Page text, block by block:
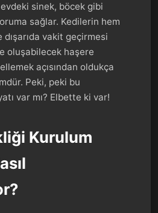
sinek, böcek gibi
sağlar. Kedilerin hem
vakit geçirmesi
oluşabilecek haşere
açısından oldukça
Peki, peki bu
var mı? Elbette ki var!
Kurulum